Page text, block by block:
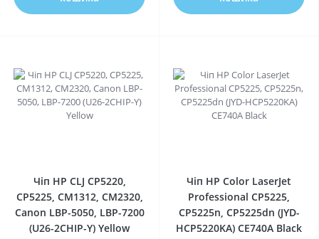
Чіп HP CLJ CP5220,
CP5225, CM1312, CM2320,
Canon LBP-5050, LBP-7200
(U26-2CHIP-Y) Yellow
Чіп HP Color LaserJet
Professional CP5225,
CP5225n, CP5225dn (JYD-
HCP5220KA) CE740A Black